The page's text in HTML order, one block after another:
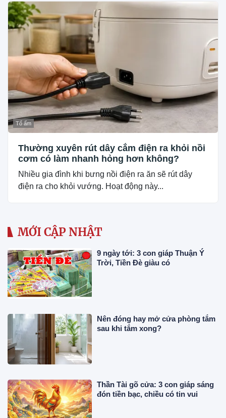
Tổ ấm
Thường xuyên rút dây cắm điện ra khỏi nồi
cơm có làm nhanh hỏng hơn không?
Nhiều gia đình khi bưng nồi điện ra ăn sẽ rút dây
điện ra cho khỏi vướng. Hoạt động này...
MỚI CẬP NHẬT
9 ngày tới: 3 con giáp Thuận Ý
Trời, Tiền Đè giàu có
Nên đóng hay mở cửa phòng tắm
sau khi tắm xong?
Thần Tài gõ cửa: 3 con giáp sáng
đón tiền bạc, chiều có tin vui